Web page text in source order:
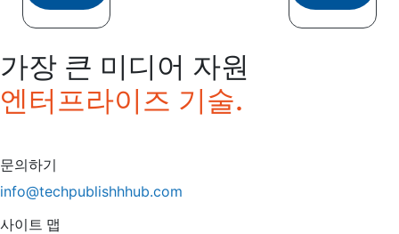
가장 큰 미디어 자원
엔터프라이즈 기술.
문의하기
info@techpublishhhub.com
사이트 맵